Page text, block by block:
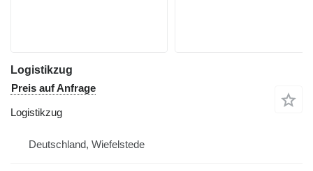
Logistikzug
Preis auf Anfrage
Logistikzug
Deutschland, Wiefelstede